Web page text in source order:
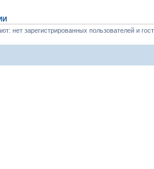
нет зарегистрированных пользователей и